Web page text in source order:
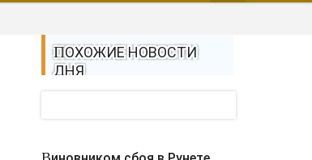
ПОХОЖИЕ НОВОСТИ
ДНЯ